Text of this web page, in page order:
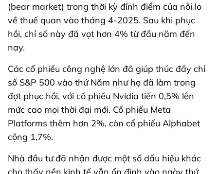
(bear market) trong thời kỳ đỉnh điểm của nỗi lo
về thuế quan vào tháng 4-2025. Sau khi phục
hồi, chỉ số này đã vọt hơn 4% từ đầu năm đến
nay.
Các cổ phiếu công nghệ lớn đã giúp thúc đẩy chỉ
số S&P 500 vào thứ Năm như họ đã làm trong
đợt phục hồi, với cổ phiếu Nvidia tiến 0,5% lên
mức cao mọi thời đại mới. Cổ phiếu Meta
Platforms thêm hơn 2%, còn cổ phiếu Alphabet
cộng 1,7%.
Nhà đầu tư đã nhận được một số dấu hiệu khác
cho thấy nền kinh tế vẫn ổn định vào ngày thứ